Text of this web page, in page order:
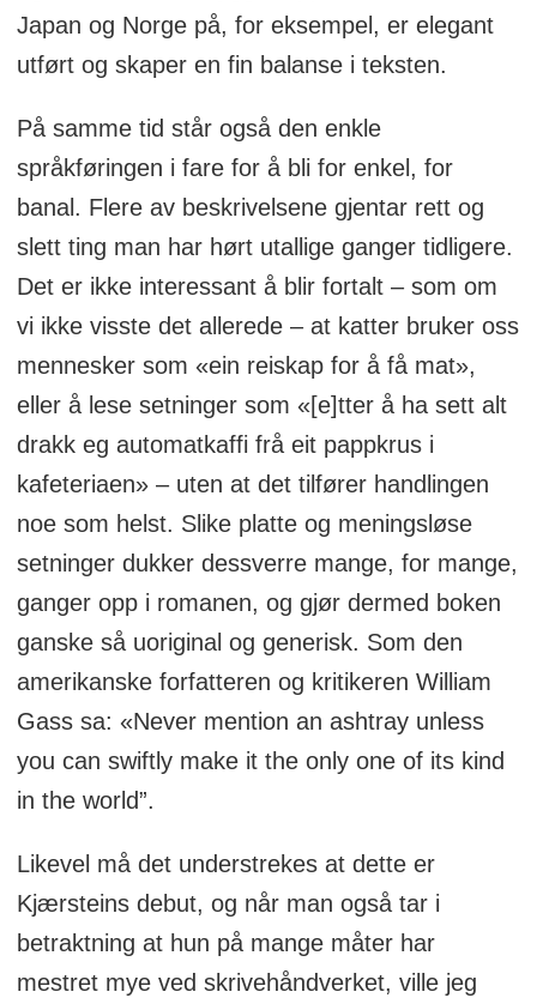
Japan og Norge på, for eksempel, er elegant
utført og skaper en fin balanse i teksten.
På samme tid står også den enkle
språkføringen i fare for å bli for enkel, for
banal. Flere av beskrivelsene gjentar rett og
slett ting man har hørt utallige ganger tidligere.
Det er ikke interessant å blir fortalt – som om
vi ikke visste det allerede – at katter bruker oss
mennesker som «ein reiskap for å få mat»,
eller å lese setninger som «[e]tter å ha sett alt
drakk eg automatkaffi frå eit pappkrus i
kafeteriaen» – uten at det tilfører handlingen
noe som helst. Slike platte og meningsløse
setninger dukker dessverre mange, for mange,
ganger opp i romanen, og gjør dermed boken
ganske så uoriginal og generisk. Som den
amerikanske forfatteren og kritikeren William
Gass sa: «Never mention an ashtray unless
you can swiftly make it the only one of its kind
in the world”.
Likevel må det understrekes at dette er
Kjærsteins debut, og når man også tar i
betraktning at hun på mange måter har
mestret mye ved skrivehåndverket, ville jeg